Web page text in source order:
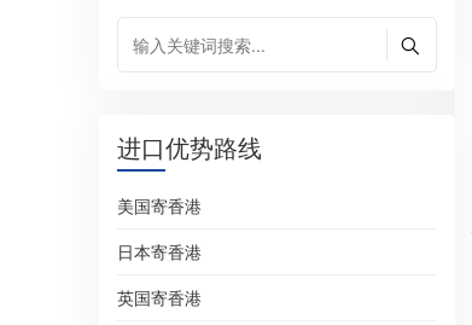
进口优势路线
美国寄香港
日本寄香港
英国寄香港